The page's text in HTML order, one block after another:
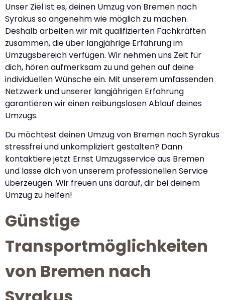
Unser Ziel ist es, deinen Umzug von Bremen nach
Syrakus so angenehm wie möglich zu machen.
Deshalb arbeiten wir mit qualifizierten Fachkräften
zusammen, die über langjährige Erfahrung im
Umzugsbereich verfügen. Wir nehmen uns Zeit für
dich, hören aufmerksam zu und gehen auf deine
individuellen Wünsche ein. Mit unserem umfassenden
Netzwerk und unserer langjährigen Erfahrung
garantieren wir einen reibungslosen Ablauf deines
Umzugs.
Du möchtest deinen Umzug von Bremen nach Syrakus
stressfrei und unkompliziert gestalten? Dann
kontaktiere jetzt Ernst Umzugsservice aus Bremen
und lasse dich von unserem professionellen Service
überzeugen. Wir freuen uns darauf, dir bei deinem
Umzug zu helfen!
Günstige
Transportmöglichkeiten
von Bremen nach